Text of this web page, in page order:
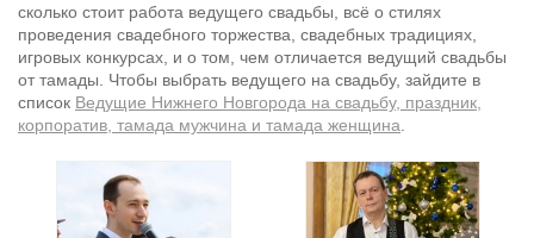
сколько стоит работа ведущего свадьбы, всё о стилях
проведения свадебного торжества, свадебных традициях,
игровых конкурсах, и о том, чем отличается ведущий свадьбы
от тамады. Чтобы выбрать ведущего на свадьбу, зайдите в
список Ведущие Нижнего Новгорода на свадьбу, праздник,
корпоратив, тамада мужчина и тамада женщина